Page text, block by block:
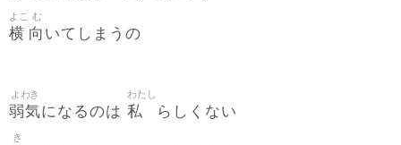
横
よこ
向
む
いてしまうの
弱気
よわき
になるのは 私
わたし
らしくない
き